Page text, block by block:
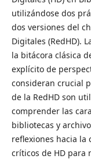
utilizándose dos
dos versiones del
Digitales (RedHD).
la bitácora clásica
explícito de
consideran crucial
de la RedHD son
comprender las
bibliotecas y
reflexiones hacia la
críticos de HD para